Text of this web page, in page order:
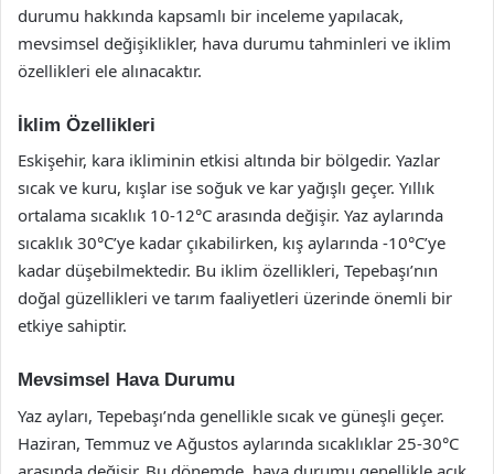
durumu hakkında kapsamlı bir inceleme yapılacak,
mevsimsel değişiklikler, hava durumu tahminleri ve iklim
özellikleri ele alınacaktır.
İklim Özellikleri
Eskişehir, kara ikliminin etkisi altında bir bölgedir. Yazlar
sıcak ve kuru, kışlar ise soğuk ve kar yağışlı geçer. Yıllık
ortalama sıcaklık 10-12°C arasında değişir. Yaz aylarında
sıcaklık 30°C’ye kadar çıkabilirken, kış aylarında -10°C’ye
kadar düşebilmektedir. Bu iklim özellikleri, Tepebaşı’nın
doğal güzellikleri ve tarım faaliyetleri üzerinde önemli bir
etkiye sahiptir.
Mevsimsel Hava Durumu
Yaz ayları, Tepebaşı’nda genellikle sıcak ve güneşli geçer.
Haziran, Temmuz ve Ağustos aylarında sıcaklıklar 25-30°C